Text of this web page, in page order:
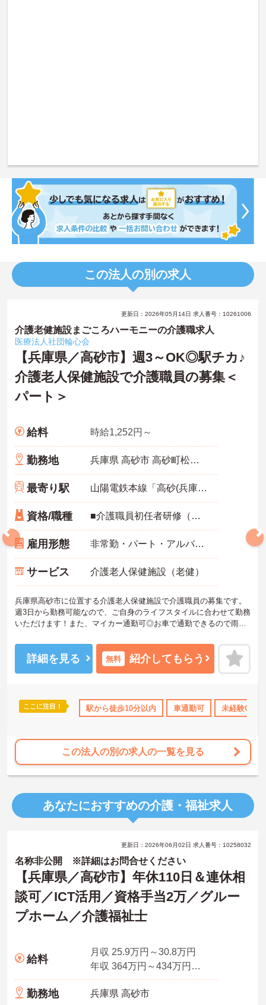
この法人の別の求人
ボーナス・賞与あり 社会保険完備
更新日：2026年05月14日 求人番号：10261006
介護老健施設まごころハーモニーの介護職求人
医療法人社団輪心会
【兵庫県／高砂市】週3～OK◎駅チカ♪
介護老人保健施設で介護職員の募集＜
パート＞
給料 時給1,252円～
勤務地 兵庫県 高砂市 高砂町松波町440-6
最寄り駅 山陽電鉄本線「高砂(兵庫)駅」徒歩6分
資格/職種 ■介護職員初任者研修（ホームヘルパー2級）以上必須 ■経験不問
雇用形態 非常勤・パート・アルバイト
サービス 介護老人保健施設（老健）
兵庫県高砂市に位置する介護老人保健施設で介護職員の募集です。
週3日から勤務可能なので、ご自身のライフスタイルに合わせて勤務
いただけます！また、マイカー通勤可◎お車で通勤できるので雨の
ご気軽にお問い合わせください。
詳細を見る 無料 紹介してもらう
ここに注目！ 駅から徒歩10分以内 車通勤可 未経験OK
この法人の別の求人の一覧を見る
あなたにおすすめの介護・福祉求人
更新日：2026年06月02日 求人番号：10258032
名称非公開 ※詳細はお問合せください
【兵庫県／高砂市】年休110日＆連休相
談可／ICT活用／資格手当2万／グルー
プホーム／介護福祉士
給料
月収 25.9万円～30.8万円
年収 364万円～434万円程度
勤務地 兵庫県 高砂市